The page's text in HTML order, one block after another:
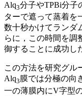
Alq3分子やTPBi分子
ターで遮って蒸着を
数十秒かけてランダ
らに，この時間を調
御することに成功し
この方法を研究グル
Alq3膜では分極の向
一の薄膜内にV字型